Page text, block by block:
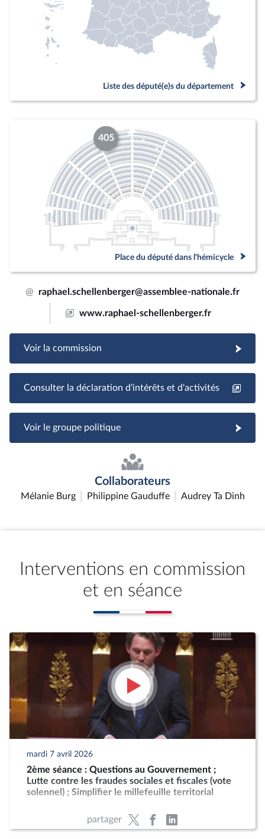
Liste des député(e)s du département
405
Place du député dans l'hémicycle
@ raphael.schellenberger@assemblee-nationale.fr
www.raphael-schellenberger.fr
Voir la commission
Consulter la déclaration d'intérêts et d'activités
Voir le groupe politique
Collaborateurs
Mélanie Burg Philippine Gauduffe Audrey Ta Dinh
Interventions en commission
et en séance
mardi 7 avril 2026
2ème séance : Questions au Gouvernement ;
Lutte contre les fraudes sociales et fiscales (vote
solennel) ; Simplifier le millefeuille territorial
partager